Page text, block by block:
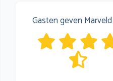
Gasten geven